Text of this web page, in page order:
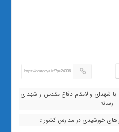
https://qomgoya.ir/?p=24336
با شهدای والامقام دفاع مقدس و شهدای
رسانه
خورشیدی در مدارس کشور »